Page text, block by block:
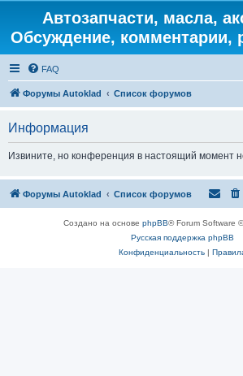
Автозапчасти, масла,
Обсуждение, комментарии,
FAQ
Форумы Autoklad Список форумов
Информация
Извините, но конференция в настоящий момент
Форумы Autoklad Список форумов
Создано на основе phpBB® Forum Software
Русская поддержка phpBB
Конфиденциальность|